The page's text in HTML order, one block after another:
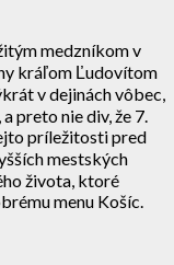
medzníkom v
kráľom Ľudovítom
v dejinách vôbec,
preto nie div, že 7.
príležitosti pred
mestských
života, ktoré
menu Košíc.